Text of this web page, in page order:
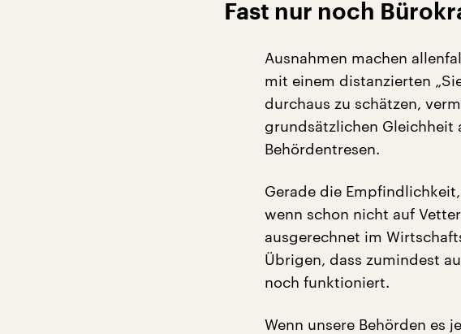
Fast nur noch
Ausnahmen machen
mit einem distanzierten
durchaus zu schätzen,
grundsätzlichen Gleichheit
Behördentresen.
Gerade die
wenn schon nicht auf
ausgerechnet im
Übrigen, dass zumindest
noch funktioniert.
Wenn unsere Behörden es